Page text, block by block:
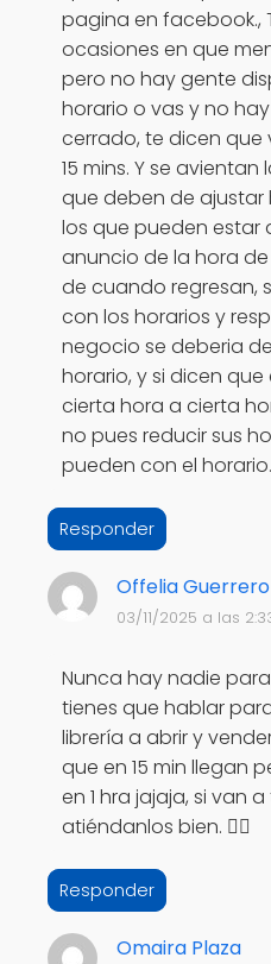
pagina en facebook.,
ocasiones en que
pero no hay gente
horario o vas y no
cerrado, te dicen que
15 mins. Y se
que deben de ajustar
los que pueden estar
anuncio de la hora
de cuando regresan,
con los horarios y
negocio se deberia
horario, y si dicen
cierta hora a cierta
no pues reducir sus
pueden con el horario.
Responder
Offelia Guerrero
03/11/2025 a las
Nunca hay nadie
tienes que hablar
librería a abrir y
que en 15 min llegan
en 1 hra jajaja, si van
atiéndanlos bien. 👍🏽
Responder
Omaira Plaza